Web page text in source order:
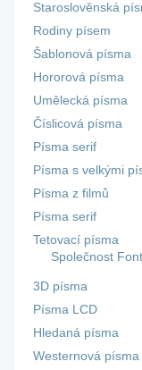
Staroslověnská
Rodiny písem
Šablonová písma
Hororová písma
Umělecká písma
Číslicová písma
Písma serif
Písma s velkými
Písma z filmů
Písma serif
Tetovací písma
Společnost
3D písma
Písma LCD
Hledaná písma
Westernová písma